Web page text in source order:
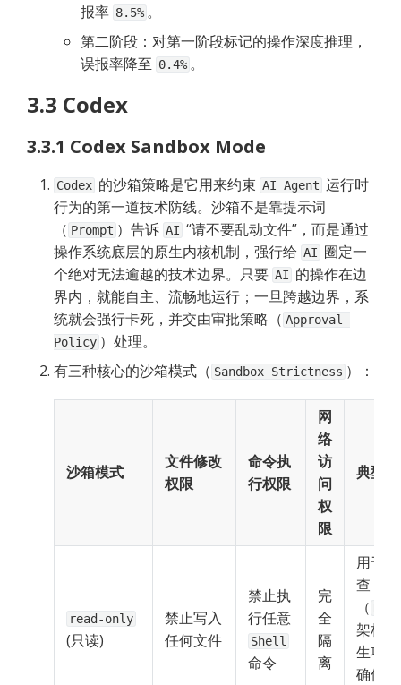
报率 8.5% 。
第二阶段：对第一阶段标记的操作深度推理，
误报率降至 0.4% 。
3.3 Codex
3.3.1 Codex Sandbox Mode
Codex 的沙箱策略是它用来约束 AI Agent 运行时
行为的第一道技术防线。沙箱不是靠提示词
（ Prompt ）告诉 AI “请不要乱动文件”，而是通过
操作系统底层的原生内核机制，强行给 AI 圈定一
个绝对无法逾越的技术边界。只要 AI 的操作在边
界内，就能自主、流畅地运行；一旦跨越边界，系
统就会强行卡死，并交由审批策略（ Approval
Policy ）处理。
有三种核心的沙箱模式（ Sandbox Strictness ）：
沙箱模式
文件修改
权限
命令执
行权限
网
络
访
问
权
限
典型
read-only
(只读)
禁止写入
任何文件
禁止执
Shell
命令
完
全
隔
离
用于
查
（
架构
生项
确保